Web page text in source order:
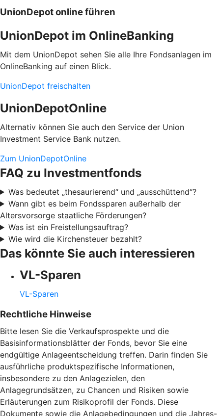
UnionDepot online führen
UnionDepot im OnlineBanking
Mit dem UnionDepot sehen Sie alle Ihre Fondsanlagen im
OnlineBanking auf einen Blick.
UnionDepot freischalten
UnionDepotOnline
Alternativ können Sie auch den Service der Union
Investment Service Bank nutzen.
Zum UnionDepotOnline
FAQ zu Investmentfonds
Was bedeutet „thesaurierend“ und „ausschüttend“?
Wann gibt es beim Fondssparen außerhalb der
Altersvorsorge staatliche Förderungen?
Was ist ein Freistellungsauftrag?
Wie wird die Kirchensteuer bezahlt?
Das könnte Sie auch interessieren
VL-Sparen
VL-Sparen
Rechtliche Hinweise
Bitte lesen Sie die Verkaufsprospekte und die
Basisinformationsblätter der Fonds, bevor Sie eine
endgültige Anlageentscheidung treffen. Darin finden Sie
ausführliche produktspezifische Informationen,
insbesondere zu den Anlagezielen, den
Anlagegrundsätzen, zu Chancen und Risiken sowie
Erläuterungen zum Risikoprofil der Fonds. Diese
Dokumente sowie die Anlagebedingungen und die Jahres-